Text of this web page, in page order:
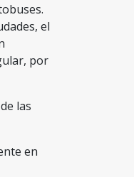
el
por
las
en